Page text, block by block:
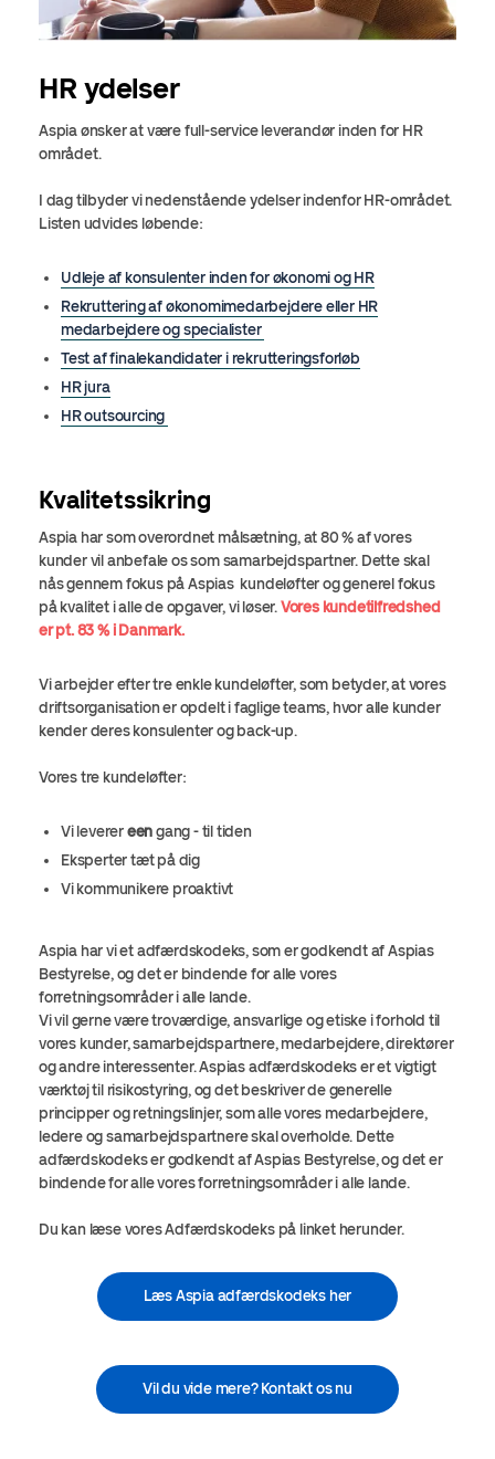
HR ydelser
Aspia ønsker at være full-service leverandør inden for HR
området.
I dag tilbyder vi nedenstående ydelser indenfor HR-området.
Listen udvides løbende:
Udleje af konsulenter inden for økonomi og HR
Rekruttering af økonomimedarbejdere eller HR
medarbejdere og specialister
Test af finalekandidater i rekrutteringsforløb
HR jura
HR outsourcing
Kvalitetssikring
Aspia har som overordnet målsætning, at 80 % af vores
kunder vil anbefale os som samarbejdspartner. Dette skal
nås gennem fokus på Aspias kundeløfter og generel fokus
på kvalitet i alle de opgaver, vi løser.Vores kundetilfredshed
er pt. 83 % i Danmark.
Vi arbejder efter tre enkle kundeløfter, som betyder, at vores
driftsorganisation er opdelt i faglige teams, hvor alle kunder
kender deres konsulenter og back-up.
Vores tre kundeløfter:
Vi leverereengang - til tiden
Eksperter tæt på dig
Vi kommunikere proaktivt
Aspia har vi et adfærdskodeks, som er godkendt af Aspias
Bestyrelse, og det er bindende for alle vores
forretningsområder i alle lande.
Vi vil gerne være troværdige, ansvarlige og etiske i forhold til
vores kunder, samarbejdspartnere, medarbejdere, direktører
og andre interessenter. Aspias adfærdskodeks er et vigtigt
værktøj til risikostyring, og det beskriver de generelle
principper og retningslinjer, som alle vores medarbejdere,
ledere og samarbejdspartnere skal overholde. Dette
adfærdskodeks er godkendt af Aspias Bestyrelse, og det er
bindende for alle vores forretningsområder i alle lande.
Du kan læse vores Adfærdskodeks på linket herunder.
Læs Aspia adfærdskodeks her
Vil du vide mere? Kontakt os nu